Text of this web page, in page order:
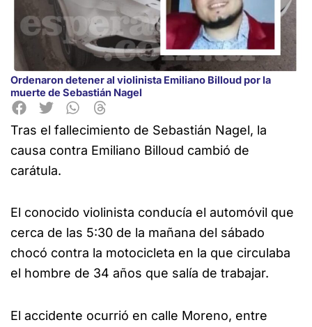
Ordenaron detener al violinista Emiliano Billoud por la
muerte de Sebastián Nagel
Tras el fallecimiento de Sebastián Nagel, la
causa contra Emiliano Billoud cambió de
carátula.
El conocido violinista conducía el automóvil que
cerca de las 5:30 de la mañana del sábado
chocó contra la motocicleta en la que circulaba
el hombre de 34 años que salía de trabajar.
El accidente ocurrió en calle Moreno, entre